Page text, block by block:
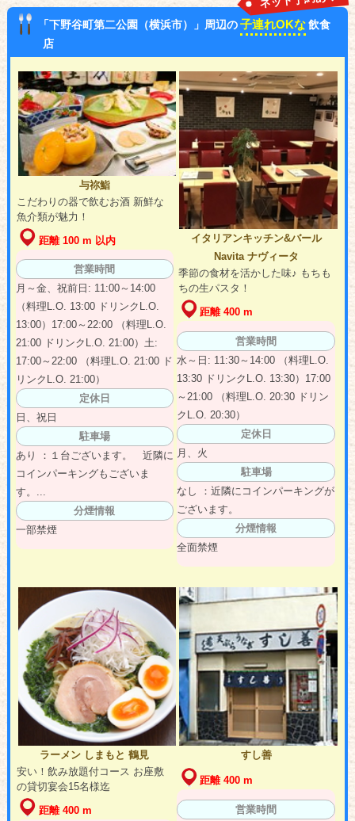
「下野谷町第二公園（横浜市）」周辺の子連れOKな 飲食
店
与祢鮨
こだわりの器で飲むお酒 新鮮な
魚介類が魅力！
距離 100 m 以内
営業時間
月～金、祝前日: 11:00～14:00
（料理L.O. 13:00 ドリンクL.O.
13:00）17:00～22:00 （料理L.O.
21:00 ドリンクL.O. 21:00）土:
17:00～22:00 （料理L.O. 21:00 ド
リンクL.O. 21:00）
定休日
日、祝日
駐車場
あり ：１台ございます。 近隣に
コインパーキングもございま
す。...
分煙情報
一部禁煙
イタリアンキッチン&バール
Navita ナヴィータ
季節の食材を活かした味♪ もちも
ちの生パスタ！
距離 400 m
営業時間
水～日: 11:30～14:00 （料理L.O.
13:30 ドリンクL.O. 13:30）17:00
～21:00 （料理L.O. 20:30 ドリン
クL.O. 20:30）
定休日
月、火
駐車場
なし ：近隣にコインパーキングが
ございます。
分煙情報
全面禁煙
ラーメン しまもと 鶴見
安い！飲み放題付コース お座敷
の貸切宴会15名様迄
距離 400 m
すし善
距離 400 m
営業時間